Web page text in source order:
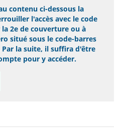
contenu ci-dessous la
l'accès avec le code
2e de couverture ou à
situé sous le code-barres
la suite, il suffira d'être
pour y accéder.